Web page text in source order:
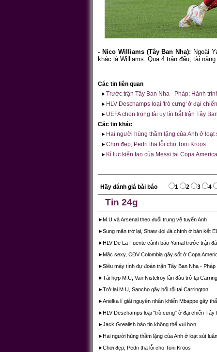
- Nico Williams (Tây Ban Nha): Ngoài
khác là Williams. Qua 4 trận đấu, tài
Các tin liên quan
Trước trận Tây Ban Nha - Pháp: Hành
HLV Deschamps loại 'trò cưng' ở đại
UEFA chọn trọng tài uy tín bắt trận Tây
Các tin khác
Hai người hùng thầm lặng của Anh ở loạt
Chơi đẹp, Pedri tha lỗi cho Toni Kroos
Kỉ lục kiến tạo của Messi tại Copa
Hãy đánh giá bài báo 1 2 3 4
Tin 24g
M.U và Arsenal theo đuổi trung vệ tuyển Anh
Sung mãn trở lại, Shaw đòi đá chính ở bán kết
HLV De La Fuente cảnh báo Yamal trước trận
Mặc sexy, CĐV Colombia gây sốt ở Copa
Siêu máy tính dự đoán trận Tây Ban Nha - Pháp
Tái hợp M.U, Van Nistelroy lần đầu trở lại
Trở lại M.U, Sancho gây bối rối tại Carrington
Anelka lí giải nguyên nhân khiến Mbappe gây
HLV Deschamps loại "trò cưng" ở đại chiến Tây
Jack Grealish báo tin không thể vui hơn
Hai người hùng thầm lặng của Anh ở loạt sút
Chơi đẹp, Pedri tha lỗi cho Toni Kroos